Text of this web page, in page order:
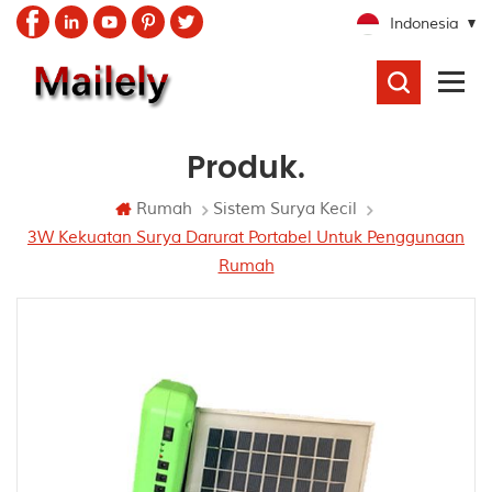
Indonesia
Produk.
Rumah
Sistem Surya Kecil
3W Kekuatan Surya Darurat Portabel Untuk Penggunaan
Rumah